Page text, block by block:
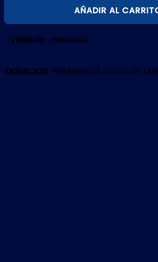
UNTIL
OF
VR
AÑADIR AL
VERSION PRIMARIA
DURACION PERMANENTE, ALQUILER 1